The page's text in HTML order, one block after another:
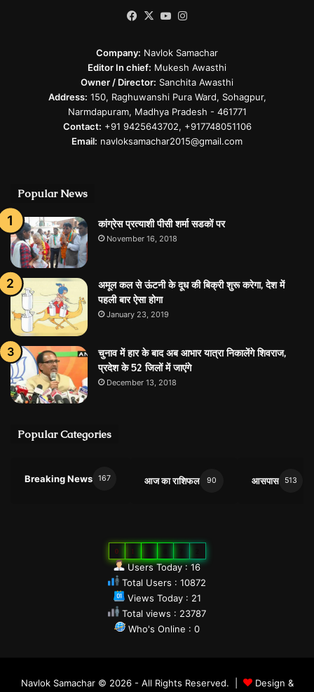
Facebook
X YouTube
Company: Navlok Samachar
Editor In chief: Mukesh Awasthi
Owner / Director: Sanchita Awasthi
Address: 150, Raghuwanshi Pura Ward, Sohagpur,
Narmdapuram, Madhya Pradesh - 461771
Contact: +91 9425643702, +917748051106
Email: navloksamachar2015@gmail.com
Popular News
कांग्रेस प्रत्याशी पीसी शर्मा सडकों पर
November 16, 2018
अमूल कल से ऊंटनी के दूध की बिक्री शुरू करेगा, देश में
पहली बार ऐसा होगा
January 23, 2019
चुनाव में हार के बाद अब आभार यात्रा निकालेंगे शिवराज,
प्रदेश के 52 जिलों में जाएंगे
December 13, 2018
Popular Categories
Breaking News 167 आज का राशिफल 90 आसपास 513
0 1
Users Today : 16
Total Users : 10872
Views Today : 21
Total views : 23787
Who's Online : 0
Navlok Samachar © 2026 - All Rights Reserved. | Design &